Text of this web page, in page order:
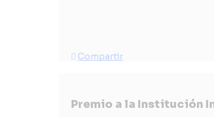
Compartir
Premio a la Institución